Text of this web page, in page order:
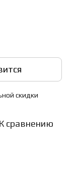
скидки
К сравнению